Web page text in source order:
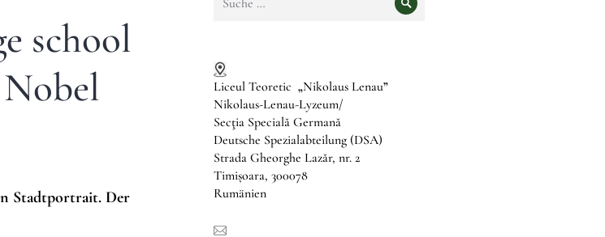
school
Stadtportrait. Der
nach:
Suche
Liceul Teoretic „Nikolaus Lenau”
Nikolaus-Lenau-Lyzeum/
Secţia Specială Germană
Deutsche Spezialabteilung (DSA)
Strada Gheorghe Lazăr, nr. 2
Timișoara, 300078
Rumänien